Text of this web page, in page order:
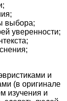
выбора;
уверенности;
и
(в оригинале
изучения и